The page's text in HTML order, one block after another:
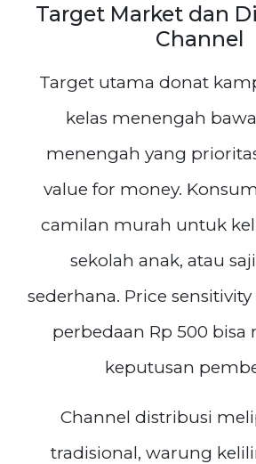
Target Market dan
Channel
Target utama donat
kelas menengah
menengah yang
value for money.
camilan murah untuk
sekolah anak, atau
sederhana. Price
perbedaan Rp 500 bisa
keputusan
Channel distribusi
tradisional, warung